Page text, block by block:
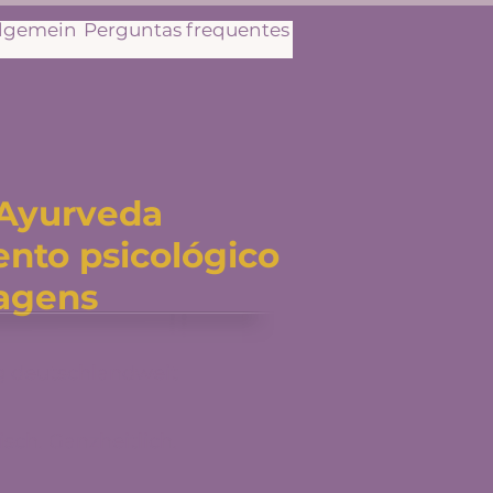
Perguntas frequentes
psicológico